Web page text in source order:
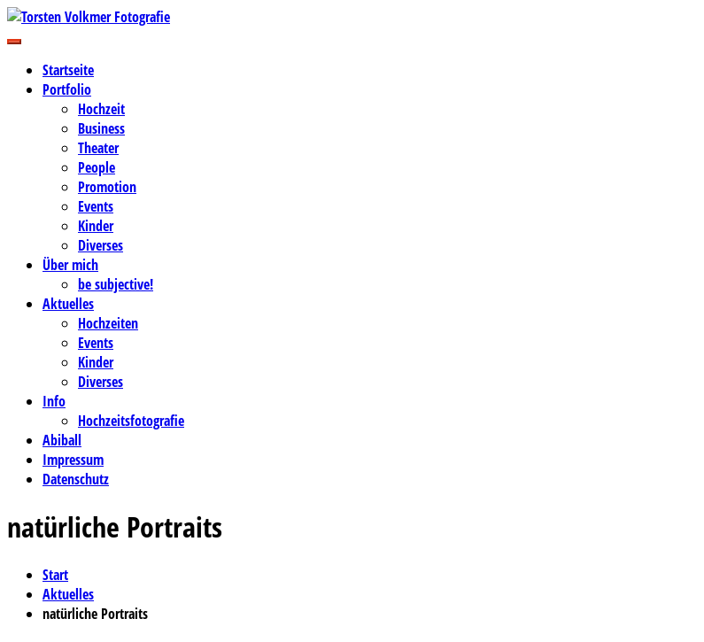
Zum
Inhalt
Torsten Volkmer Fotografie
Business-, Portrait- und Hochzeitsfotografie
Startseite
Portfolio
Hochzeit
Business
Theater
People
Promotion
Events
Kinder
Diverses
Über mich
be subjective!
Aktuelles
Hochzeiten
Events
Kinder
Diverses
Info
Hochzeitsfotografie
Abiball
Impressum
Datenschutz
natürliche Portraits
Start
Aktuelles
natürliche Portraits